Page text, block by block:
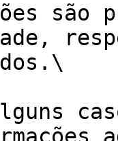
são